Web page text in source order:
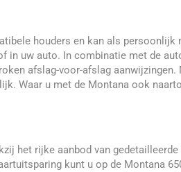
houders en kan als persoonlijk
in uw auto. In combinatie met de
afslag-voor-afslag
Waar u met de Montana ook
het rijke aanbod van
kunt u op de Montana